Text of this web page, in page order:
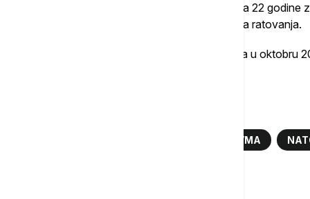
Haški tribunal ga je 2009. godine osudio na 22
protiv čovečnosti i kršenje zakona i običaja ratovanja.
Optužnica protiv Pavkovića je otpečaćena u oktobru
VMA